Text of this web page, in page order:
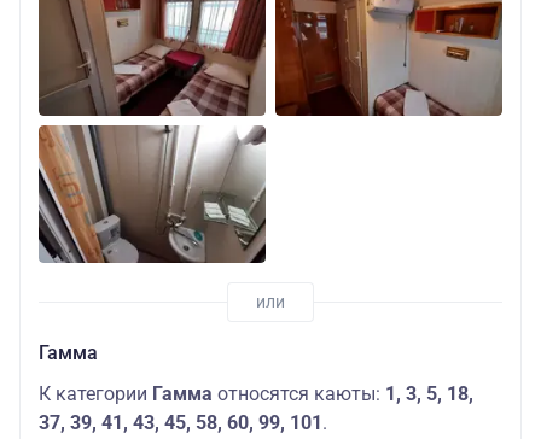
Гамма
К категории Гамма относятся каюты: 1, 3, 5, 18,
37, 39, 41, 43, 45, 58, 60, 99, 101 .